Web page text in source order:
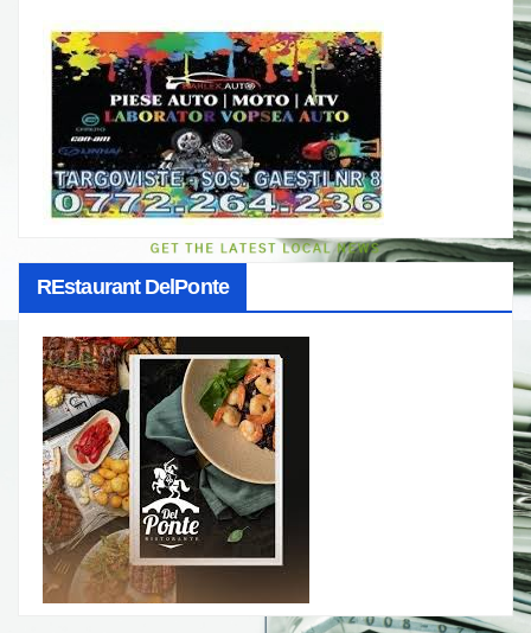
REstaurant DelPonte